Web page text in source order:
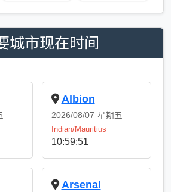
城市现在时间
Albion
2026/08/07 星期五
Indian/Mauritius
10:59:51
Arsenal